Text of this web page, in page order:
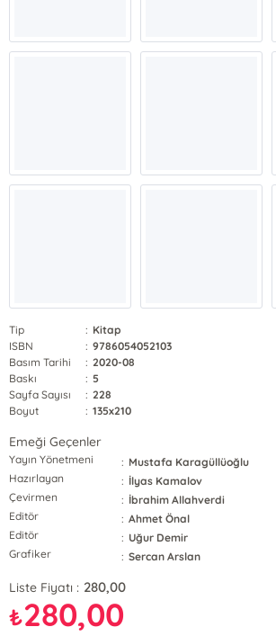
Tip : Kitap
ISBN
: 9786054052103
Basım Tarihi
: 2020-08
Baskı
: 5
Sayfa Sayısı
: 228
Boyut
: 135x210
Emeği Geçenler
Yayın Yönetmeni : Mustafa Karagüllüoğlu
Hazırlayan
: İlyas Kamalov
Çevirmen
: İbrahim Allahverdi
Editör
: Ahmet Önal
Editör
: Uğur Demir
Grafiker
: Sercan Arslan
Liste Fiyatı : 280,00
₺280,00